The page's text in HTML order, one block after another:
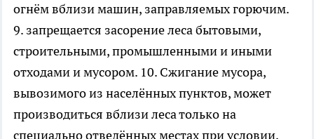
огнём вблизи машин, заправляемых горючим.
9. запрещается засорение леса бытовыми,
строительными, промышленными и иными
отходами и мусором. 10. Сжигание мусора,
вывозимого из населённых пунктов, может
производиться вблизи леса только на
специально отведённых местах при условии,